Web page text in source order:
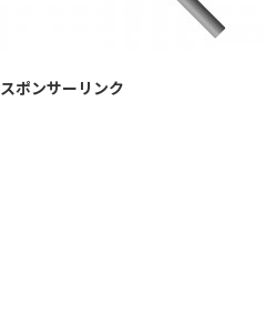
スポンサーリンク